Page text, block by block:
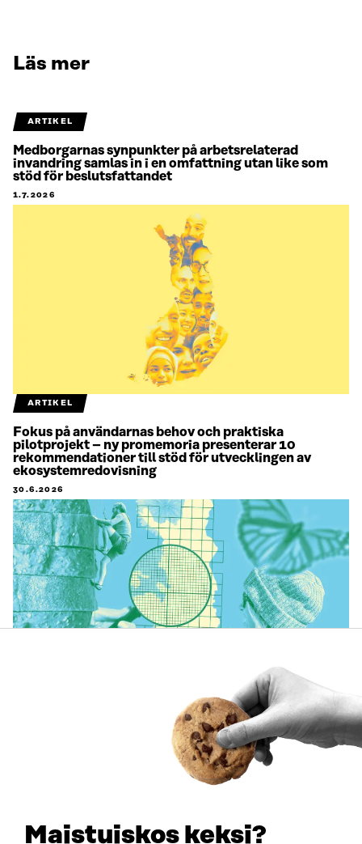
Maistuiskos keksi?
Läs mer
ARTIKEL
Medborgarnas synpunkter på arbetsrelaterad
invandring samlas in i en omfattning utan like som
stöd för beslutsfattandet
1.7.2026
ARTIKEL
Fokus på användarnas behov och praktiska
pilotprojekt – ny promemoria presenterar 10
rekommendationer till stöd för utvecklingen av
ekosystemredovisning
30.6.2026
Företagens naturarbete blir tydligare – så här kan
biologisk mångfald beaktas i affärsverksamheten